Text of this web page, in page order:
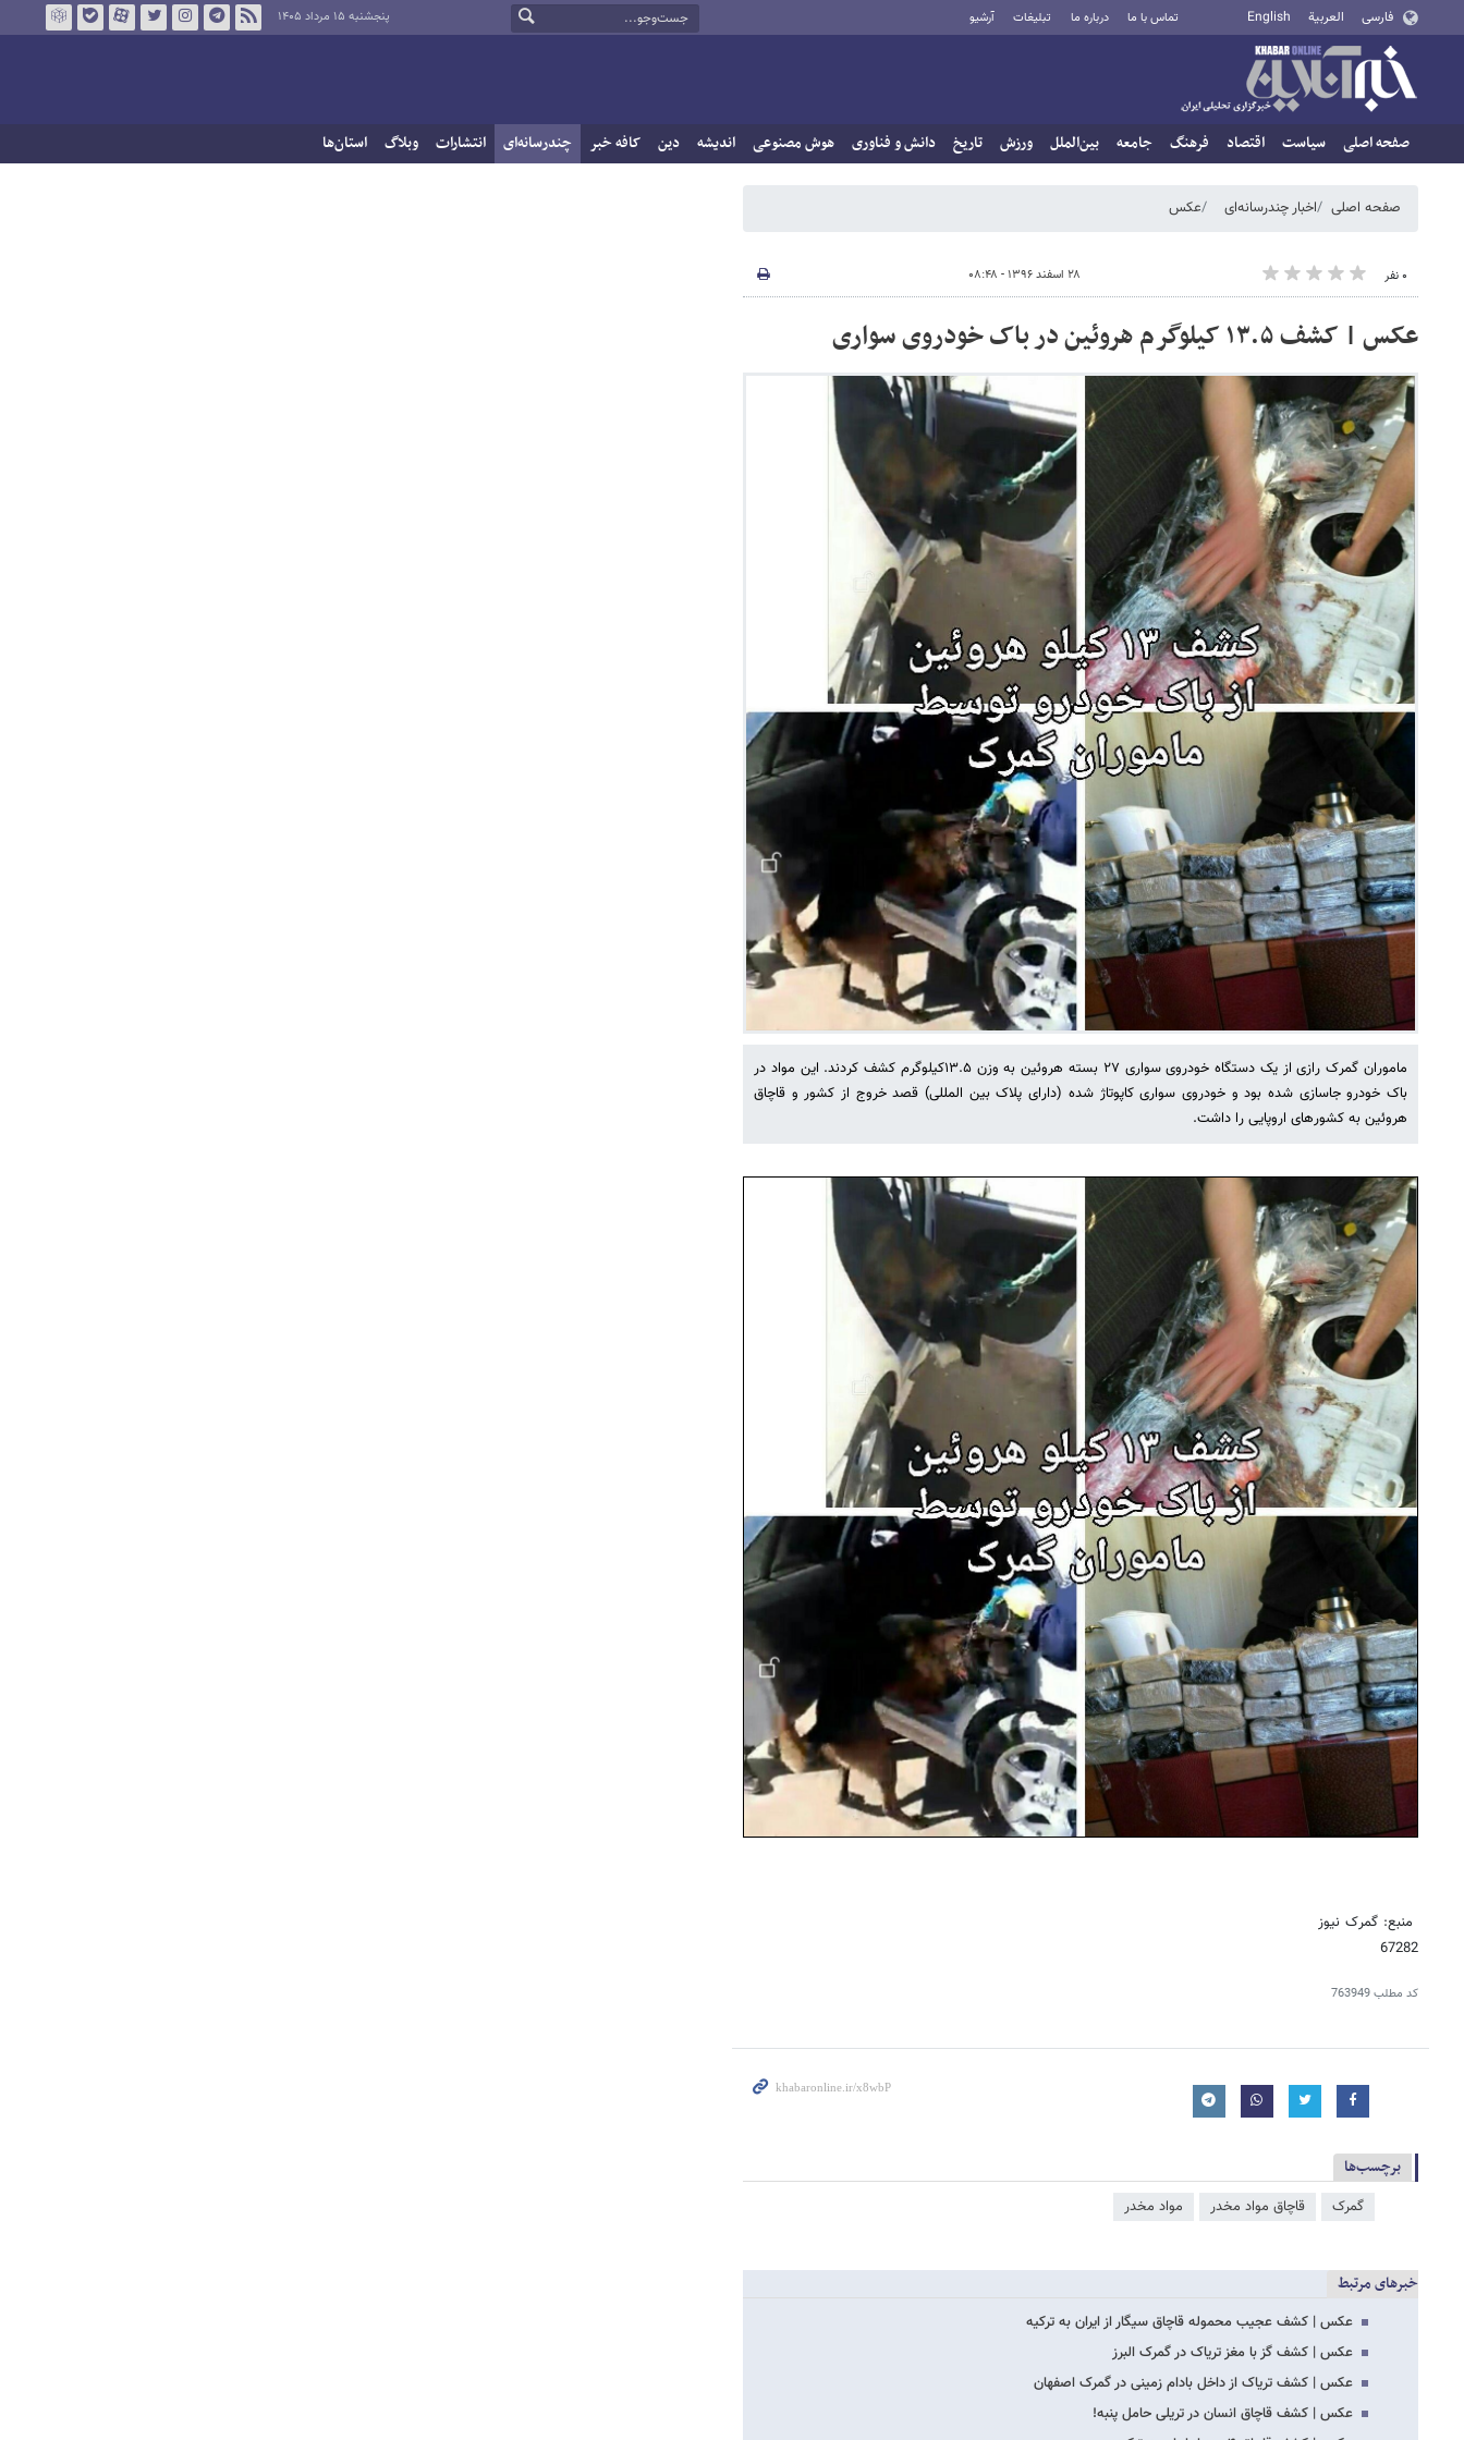
فارسی العربية English تماس با ما درباره ما تبلیغات آرشیو پنجشنبه ۱۵ مرداد ۱۴۰۵
صفحه اصلی سیاست اقتصاد فرهنگ جامعه بین‌الملل ورزش تاریخ دانش و فناوری هوش مصنوعی اندیشه دین کافه خبر چندرسانه‌ای انتشارات وبلاگ استان‌ها
صفحه اصلی اخبار چندرسانه‌ای عکس
۰ نفر ۲۸ اسفند ۱۳۹۶ - ۰۸:۴۸
عکس | کشف ۱۳.۵ کیلوگرم هروئین در باک خودروی سواری
ماموران گمرک رازی از یک دستگاه خودروی سواری ۲۷ بسته هروئین به وزن ۱۳.۵کیلوگرم کشف کردند. این مواد در
باک خودرو جاسازی شده بود و خودروی سواری کاپوتاژ شده (دارای پلاک بین المللی) قصد خروج از کشور و قاچاق
هروئین به کشورهای اروپایی را داشت.
منبع: گمرک نیوز
67282
کد مطلب763949
برچسب‌ها
گمرک قاچاق مواد مخدر مواد مخدر
خبرهای مرتبط
عکس | کشف عجیب محموله قاچاق سیگار از ایران به ترکیه
عکس | کشف گز با مغز تریاک در گمرک البرز
عکس | کشف تریاک از داخل بادام زمینی در گمرک اصفهان
عکس | کشف قاچاق انسان در تریلی حامل پنبه!